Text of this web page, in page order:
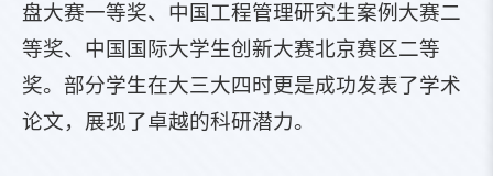
盘大赛一等奖、中国工程管理研究生案例大赛二
等奖、中国国际大学生创新大赛北京赛区二等
奖。部分学生在大三大四时更是成功发表了学术
论文，展现了卓越的科研潜力。